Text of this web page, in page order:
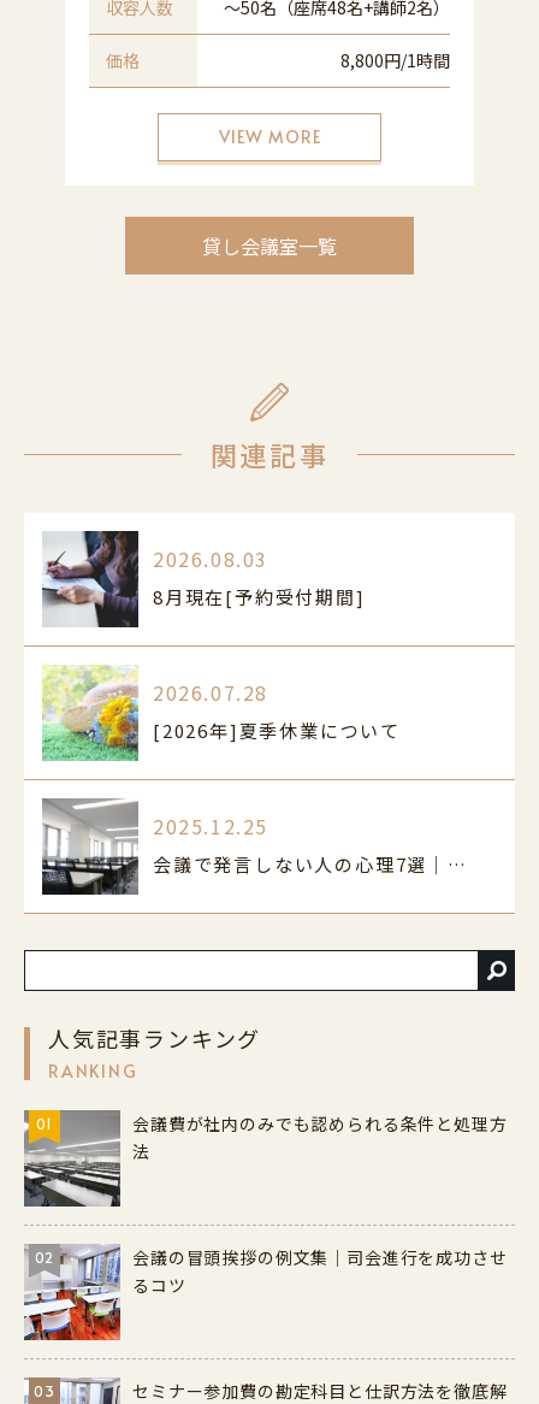
収容人数 〜50名（座席48名+講師2名）
価格 8,800円/1時間
VIEW MORE
貸し会議室一覧
関連記事
2026.08.03
8月現在[予約受付期間]
2026.07.28
[2026年]夏季休業について
2025.12.25
会議で発言しない人の心理7選｜原因と克服法
人気記事ランキング
RANKING
01
会議費が社内のみでも認められる条件と処理方
法
02
会議の冒頭挨拶の例文集｜司会進行を成功させ
るコツ
03
セミナー参加費の勘定科目と仕訳方法を徹底解